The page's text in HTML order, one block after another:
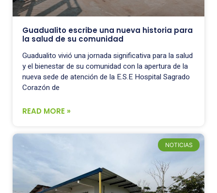
Guadualito escribe una nueva historia para
la salud de su comunidad
Guadualito vivió una jornada significativa para la salud
y el bienestar de su comunidad con la apertura de la
nueva sede de atención de la E.S.E Hospital Sagrado
Corazón de
READ MORE »
NOTICIAS